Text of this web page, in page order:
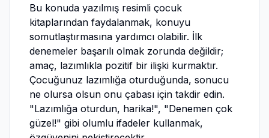
Bu konuda yazılmış resimli çocuk
kitaplarından faydalanmak, konuyu
somutlaştırmasına yardımcı olabilir. İlk
denemeler başarılı olmak zorunda değildir;
amaç, lazımlıkla pozitif bir ilişki kurmaktır.
Çocuğunuz lazımlığa oturduğunda, sonucu
ne olursa olsun onu çabası için takdir edin.
"Lazımlığa oturdun, harika!", "Denemen çok
güzel!" gibi olumlu ifadeler kullanmak,